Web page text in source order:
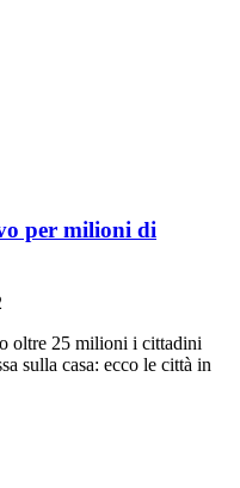
per milioni di
oltre 25 milioni i cittadini
sulla casa: ecco le città in